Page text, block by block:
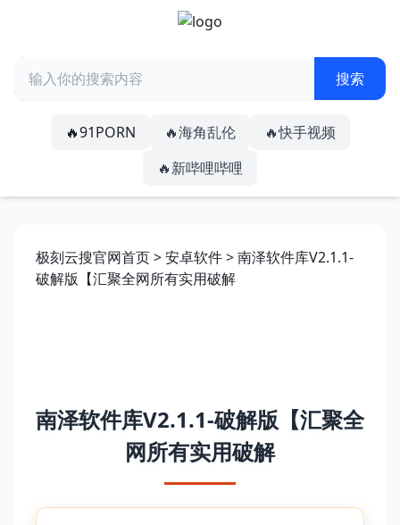
🔥91PORN 🔥海角乱伦
🔥快手视频
🔥新哔哩哔哩
极刻云搜官网首页>安卓软件> 南泽软件库V2.1.1-
破解版【汇聚全网所有实用破解
南泽软件库V2.1.1-破解版【汇聚全
网所有实用破解